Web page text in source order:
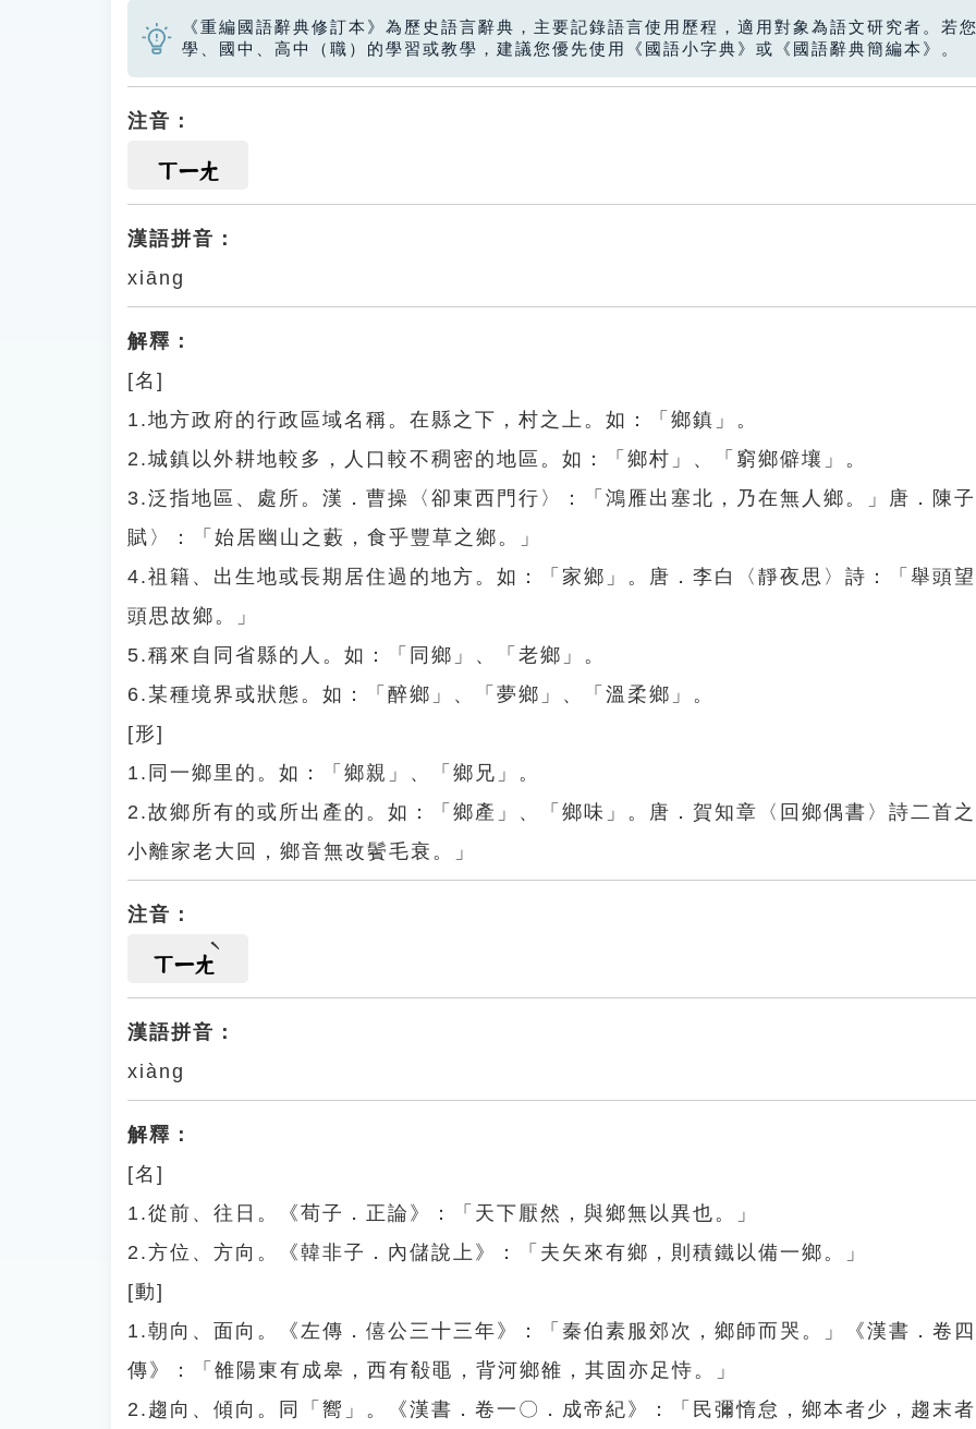
《重編國語辭典修訂本》為歷史語言辭典，主要記錄語言使用歷程，適用對象為語文研究者。若
學、國中、高中（職）的學習或教學，建議您優先使用《國語小字典》或《國語辭典簡編本》。
注音：
ㄒㄧㄤ
漢語拼音：
xiāng
解釋：
[名]
1.地方政府的行政區域名稱。在縣之下，村之上。如：「鄉鎮」。
2.城鎮以外耕地較多，人口較不稠密的地區。如：「鄉村」、「窮鄉僻壤」。
3.泛指地區、處所。漢．曹操〈卻東西門行〉：「鴻雁出塞北，乃在無人鄉。」唐．陳
賦〉：「始居幽山之藪，食乎豐草之鄉。」
4.祖籍、出生地或長期居住過的地方。如：「家鄉」。唐．李白〈靜夜思〉詩：「舉頭
頭思故鄉。」
5.稱來自同省縣的人。如：「同鄉」、「老鄉」。
6.某種境界或狀態。如：「醉鄉」、「夢鄉」、「溫柔鄉」。
[形]
1.同一鄉里的。如：「鄉親」、「鄉兄」。
2.故鄉所有的或所出產的。如：「鄉產」、「鄉味」。唐．賀知章〈回鄉偶書〉詩二首
小離家老大回，鄉音無改鬢毛衰。」
注音：
ㄒㄧㄤ
漢語拼音：
xiàng
解釋：
[名]
1.從前、往日。《荀子．正論》：「天下厭然，與鄉無以異也。」
2.方位、方向。《韓非子．內儲說上》：「夫矢來有鄉，則積鐵以備一鄉。」
[動]
1.朝向、面向。《左傳．僖公三十三年》：「秦伯素服郊次，鄉師而哭。」《漢書．卷
傳》：「雒陽東有成皋，西有殽黽，背河鄉雒，其固亦足恃。」
2.趨向、傾向。同「嚮」。《漢書．卷一〇．成帝紀》：「民彌惰怠，鄉本者少，趨末